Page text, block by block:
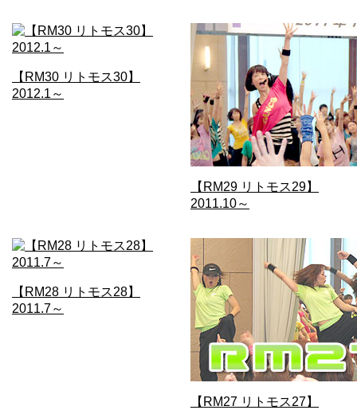
【RM30 リトモス30】
2012.1～
【RM29 リトモス29】
2011.10～
【RM28 リトモス28】
2011.7～
【RM27 リトモス27】